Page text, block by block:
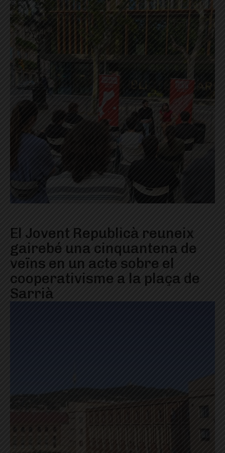
El Jovent Republicà reuneix
gairebé una cinquantena de
veïns en un acte sobre el
cooperativisme a la plaça de
Sarrià